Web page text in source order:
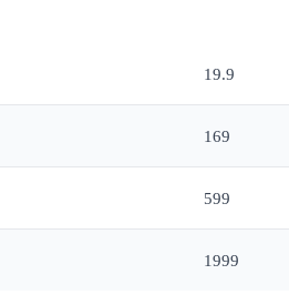
19.9
169
599
1999